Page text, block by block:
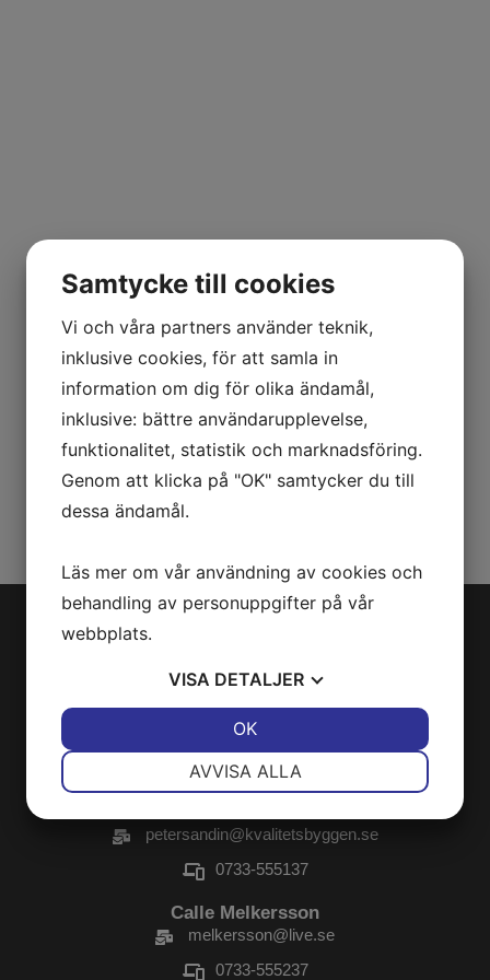
Tillbyggnad
Tillbyggnad i Kristianstad
Hitta hit
Prästallén 25
291 43 Kristianstad
petersandin@kvalitetsbyggen.se
0733-555137
Calle Melkersson
melkersson@live.se
0733-555237
Samtycke till cookies
Vi och våra partners använder teknik,
inklusive cookies, för att samla in
information om dig för olika ändamål,
inklusive: bättre användarupplevelse,
funktionalitet, statistik och marknadsföring.
Genom att klicka på "OK" samtycker du till
dessa ändamål.
Läs mer om vår användning av cookies och
behandling av personuppgifter på vår
webbplats.
VISA DETALJER
MARKNADSFÖRING STATISTIK
AVVISA ALLA
OK